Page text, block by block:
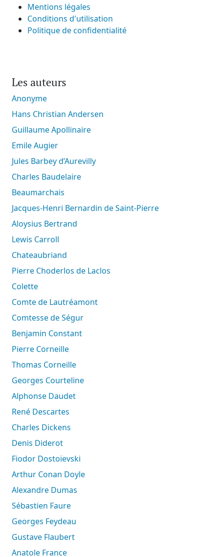
Mentions légales
Conditions d'utilisation
Politique de confidentialité
Les auteurs
Anonyme
Hans Christian Andersen
Guillaume Apollinaire
Emile Augier
Jules Barbey d’Aurevilly
Charles Baudelaire
Beaumarchais
Jacques-Henri Bernardin de Saint-Pierre
Aloysius Bertrand
Lewis Carroll
Chateaubriand
Pierre Choderlos de Laclos
Colette
Comte de Lautréamont
Comtesse de Ségur
Benjamin Constant
Pierre Corneille
Thomas Corneille
Georges Courteline
Alphonse Daudet
René Descartes
Charles Dickens
Denis Diderot
Fiodor Dostoïevski
Arthur Conan Doyle
Alexandre Dumas
Sébastien Faure
Georges Feydeau
Gustave Flaubert
Anatole France